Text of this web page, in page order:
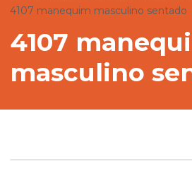
4107 manequim masculino sentado
4107
masculino